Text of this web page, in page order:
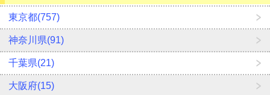
東京都(757)
神奈川県(91)
千葉県(21)
大阪府(15)